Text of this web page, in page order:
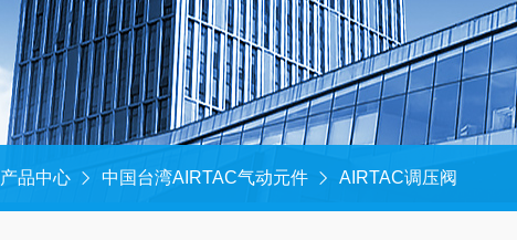
产品中心 中国台湾AIRTAC气动元件 AIRTAC调压阀